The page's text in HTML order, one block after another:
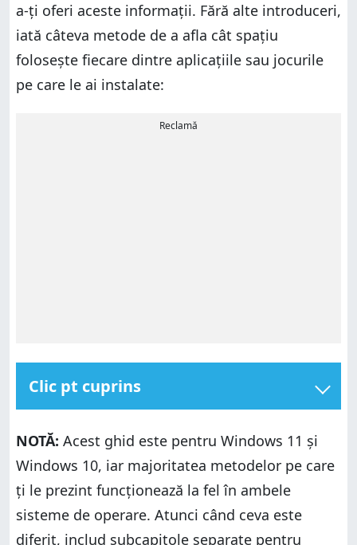
a-ți oferi aceste informații. Fără alte introduceri,
iată câteva metode de a afla cât spațiu
folosește fiecare dintre aplicațiile sau jocurile
pe care le ai instalate:
Reclamă
Clic pt cuprins
Windows
1. Cum verifici dimensiunea unei aplicații de pe
PC-ul tău în aplicația Setări din Windows 11
2. Cum afli dimensiunea unei aplicații de pe PC-ul
tău în aplicația Setări din Windows 10
3. Cum verifici dimensiunea unui program pe PC-
NOTĂ: Acest ghid este pentru Windows 11 și
Windows 10, iar majoritatea metodelor pe care
ți le prezint funcționează la fel în ambele
sisteme de operare. Atunci când ceva este
diferit, includ subcapitole separate pentru